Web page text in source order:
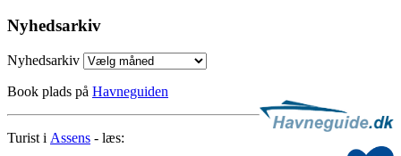
Nyhedsarkiv
Nyhedsarkiv
Book plads på Havneguiden
Turist i Assens - læs: